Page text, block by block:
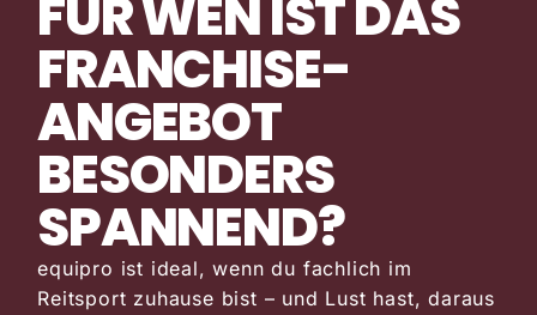
FÜR WEN IST DAS
FRANCHISE-
ANGEBOT
BESONDERS
SPANNEND?
equipro ist ideal, wenn du fachlich im
Reitsport zuhause bist – und Lust hast, daraus